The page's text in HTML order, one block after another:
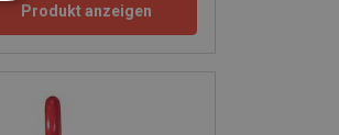
Produkt anzeigen